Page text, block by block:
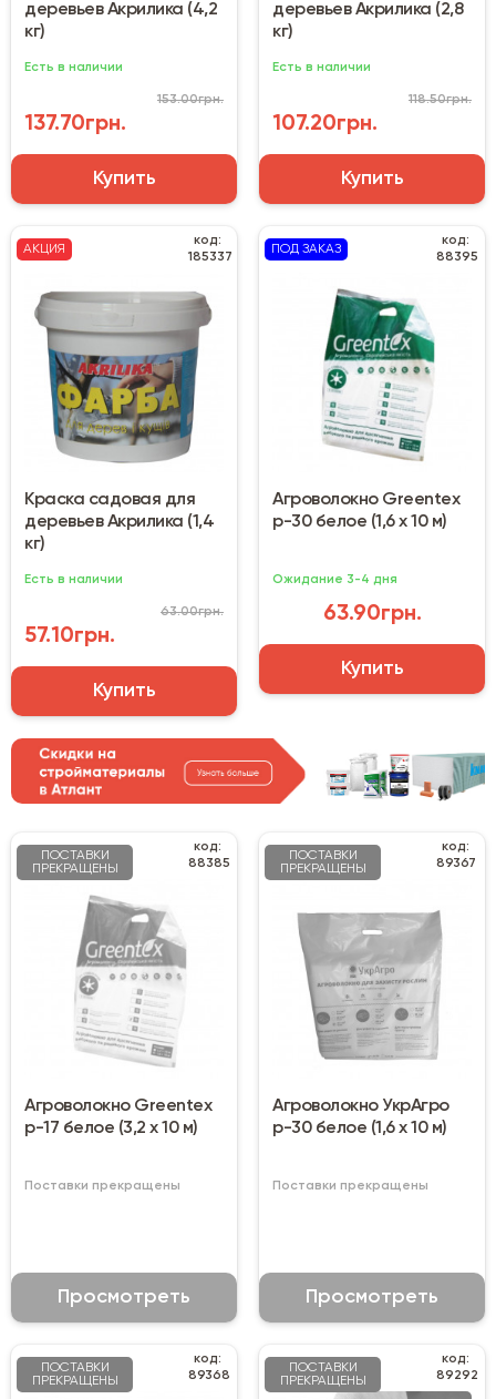
деревьев Акрилика (4,2
кг)
Есть в наличии
137.70грн.
153.00грн.
Купить
деревьев Акрилика (2,8
кг)
Есть в наличии
107.20грн.
118.50грн.
Купить
АКЦИЯ
код:
185337
Краска садовая для
деревьев Акрилика (1,4
кг)
Есть в наличии
57.10грн.
63.00грн.
Купить
ПОД ЗАКАЗ
код:
88395
Агроволокно Greentex
р-30 белое (1,6 х 10 м)
Ожидание 3-4 дня
63.90грн.
Купить
ПОСТАВКИ
ПРЕКРАЩЕНЫ
код:
88385
Агроволокно Greentex
р-17 белое (3,2 х 10 м)
Поставки прекращены
Просмотреть
ПОСТАВКИ
ПРЕКРАЩЕНЫ
код:
89367
Агроволокно УкрАгро
р-30 белое (1,6 х 10 м)
Поставки прекращены
Просмотреть
ПОСТАВКИ
ПРЕКРАЩЕНЫ
код:
89368
ПОСТАВКИ
ПРЕКРАЩЕНЫ
код:
89292